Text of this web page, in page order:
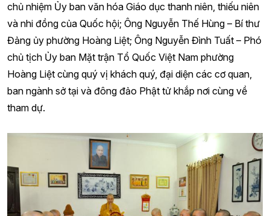
chủ nhiệm Ủy ban văn hóa Giáo dục thanh niên, thiếu niên
và nhi đồng của Quốc hội; Ông Nguyễn Thế Hùng – Bí thư
Đảng ủy phường Hoàng Liệt; Ông Nguyễn Đình Tuất – Phó
chủ tịch Ủy ban Mặt trận Tổ Quốc Việt Nam phường
Hoàng Liệt cùng quý vị khách quý, đại diện các cơ quan,
ban ngành sở tại và đông đảo Phật tử khắp nơi cùng về
tham dự.